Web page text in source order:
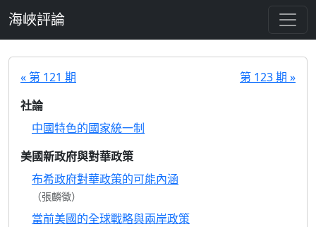
海峽評論
« 第 121 期
第 123 期 »
社論
中國特色的國家統一制
美國新政府與對華政策
布希政府對華政策的可能內涵
（張麟徵）
當前美國的全球戰略與兩岸政策